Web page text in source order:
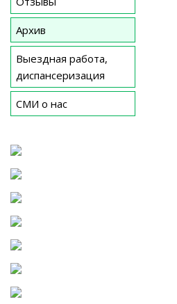
Архив
Выездная работа,
диспансеризация
СМИ о нас